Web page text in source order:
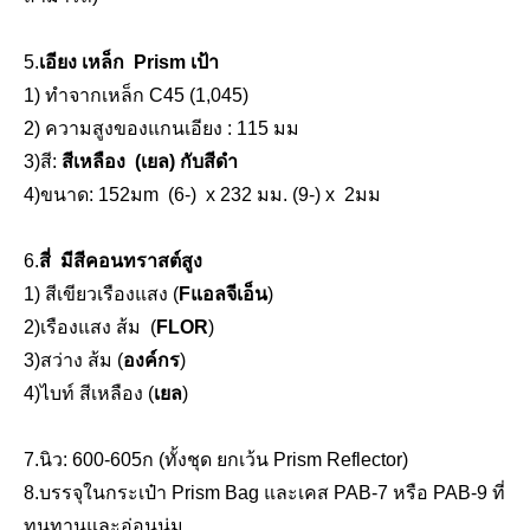
พุกหมุดขับ (53มม.)
5.เอียง เหล็ก Prism เป้า
1) ทำจากเหล็ก C45 (1,045)
2) ความสูงของแกนเอียง : 115 มม
3)สี: สีเหลือง (เยล) กับสีดำ
4)ขนาด: 152มm (6-) x 232 มม. (9-) x 2มม
6.สี่ มีสีคอนทราสต์สูง
1) สีเขียวเรืองแสง (Fแอลจีเอ็น)
2)เรืองแสง ส้ม (FLOR)
3)สว่าง ส้ม (องค์กร)
4)ไบท์ สีเหลือง (เยล)
7.นิว: 600-605ก (ทั้งชุด ยกเว้น Prism Reflector)
8.บรรจุในกระเป๋า Prism Bag และเคส PAB-7 หรือ PAB-9 ที่
ทนทานและอ่อนนุ่ม